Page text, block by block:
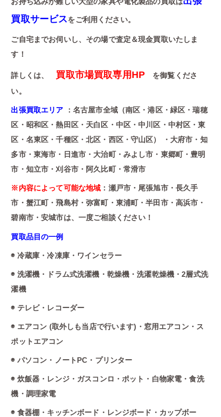
買取サービスをご利用ください。
ご自宅までお伺いし、その場で査定＆現金買取いたしま
す！
詳しくは、 買取市場買取専用HP を御覧くださ
い。
出張買取エリア ：名古屋市全域（南区・港区・緑区・瑞穂
区・昭和区・熱田区・天白区・中区・中川区・中村区・東
区・名東区・千種区・北区・西区・守山区） ・大府市・知
多市・東海市・日進市・大治町・みよし市・東郷町・豊明
市・知立市・刈谷市・阿久比町・常滑市
※内容によって可能な地域 ：瀬戸市・尾張旭市・長久手
市・蟹江町・飛島村・弥富町・東浦町・半田市・高浜市・
碧南市・安城市は、一度ご相談ください！
買取品目の一例
◉ 冷蔵庫・冷凍庫・ワインセラー
◉ 洗濯機・ドラム式洗濯機・乾燥機・洗濯乾燥機・2層式洗
濯機
◉ テレビ・レコーダー
◉ エアコン (取外しも当店で行います)・窓用エアコン・ス
ポットエアコン
◉ パソコン・ノートPC・プリンター
◉ 炊飯器・レンジ・ガスコンロ・ポット・白物家電・食洗
機・調理家電
◉ 食器棚・キッチンボード・レンジボード・カップボー